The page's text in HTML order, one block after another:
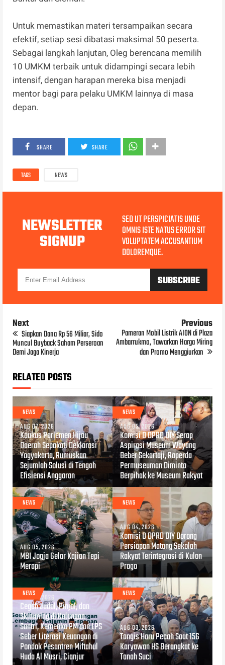
Untuk memastikan materi tersampaikan secara
efektif, setiap sesi dibatasi maksimal 50 peserta.
Sebagai langkah lanjutan, Oleg berencana memilih
10 UMKM terbaik untuk didampingi secara lebih
intensif, dengan harapan mereka bisa menjadi
mentor bagi para pelaku UMKM lainnya di masa
depan.
SHARE SHARE
TAGS NEWS
NEWSLETTER
SIGNUP
SED UT PERSPICIATIS UNDE
OMNIS ISTE NATUS ERROR SIT
VOLUPTATEM ACCUSANTIUM
DOLOREMQUE.
Next
Siapkan Dana Rp 56 Miliar, Sido
Muncul Buyback Saham Perseroan
Demi Jaga Kinerja
Previous
Pameran Mobil Listrik AION di Plaza
Ambarrukmo, Tawarkan Harga Miring
dan Promo Menggiurkan
RELATED POSTS
NEWS
AUG 07, 2026
Kaukus Parlemen Hijau
Daerah Sepakati Deklarasi
Yogyakarta, Rumuskan
Sejumlah Solusi di Tengah
Efisiensi Anggaran
NEWS
AUG 05, 2026
Komisi D DPRD DIY Serap
Aspirasi Museum Wayang
Beber Sekartaji, Raperda
Permuseuman Diminta
Berpihak ke Museum Rakyat
NEWS
AUG 05, 2026
MBI Jogja Gelar Kajian Tepi
Merapi
NEWS
AUG 04, 2026
Komisi D DPRD DIY Dorong
Persiapan Matang Sekolah
Rakyat Terintegrasi di Kulon
Progo
NEWS
AUG 04, 2026
Cegah Judol, Pinjol, dan
Skimming di Kalangan
Santri, Kemenko PM dan LPS
Geber Literasi Keuangan di
Pondok Pesantren Miftahul
Huda Al Musri, Cianjur
NEWS
AUG 03, 2026
Tangis Haru Pecah Saat 156
Karyawan HS Berangkat ke
Tanah Suci